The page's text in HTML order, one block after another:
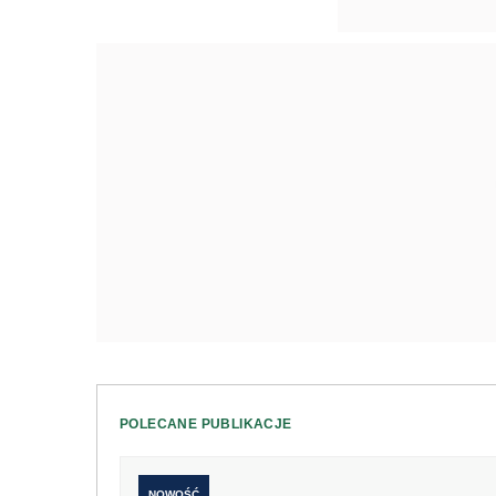
POLECANE PUBLIKACJE